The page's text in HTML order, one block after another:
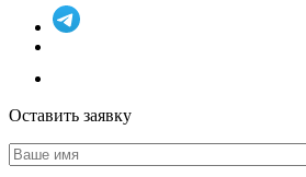
Оставить заявку